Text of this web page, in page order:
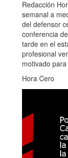
Redacción
semanal a
del defensor
conferencia
tarde en el
profesional
motivado
Hora Cero